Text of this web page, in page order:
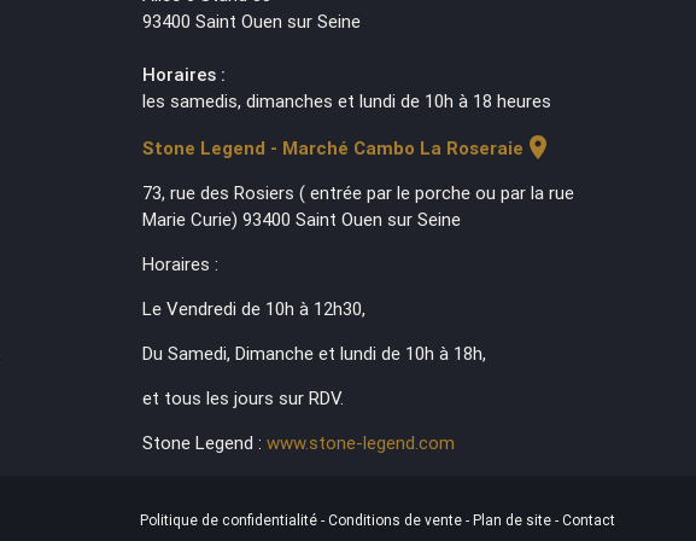
93400 Saint Ouen sur Seine
Horaires :
les samedis, dimanches et lundi de 10h à 18 heures
Stone Legend - Marché Cambo La Roseraie location_on
73, rue des Rosiers ( entrée par le porche ou par la rue
Marie Curie) 93400 Saint Ouen sur Seine
Horaires :
Le Vendredi de 10h à 12h30,
Du Samedi, Dimanche et lundi de 10h à 18h,
et tous les jours sur RDV.
Stone Legend : www.stone-legend.com
Politique de confidentialité - Conditions de vente - Plan de site - Contact